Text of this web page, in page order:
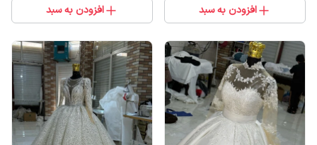
افزودن به سبد افزودن به سبد